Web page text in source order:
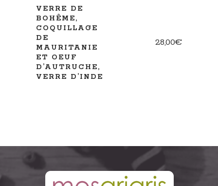
VERRE DE
BOHÊME,
COQUILLAGE
DE
MAURITANIE
ET OEUF
D’AUTRUCHE,
VERRE D’INDE
28,00€